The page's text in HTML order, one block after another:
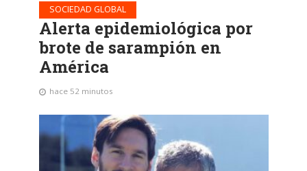
SOCIEDAD GLOBAL
Alerta epidemiológica por
brote de sarampión en
América
hace 52 minutos